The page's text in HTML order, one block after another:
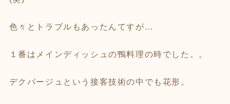
色々とトラブルもあったんてすが…
１番はメインディッシュの鴨料理の時でした。。
デクパージュという接客技術の中でも花形。